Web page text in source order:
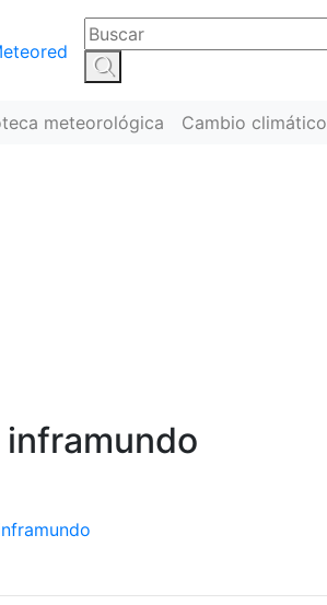
meteorológica Cambio climático